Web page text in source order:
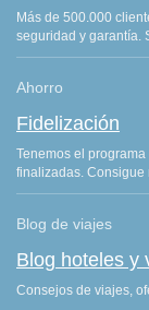
Más de 500.000
seguridad y garantía.
Ahorro
Fidelización
Tenemos el
finalizadas. Consigue
Blog de viajes
Blog hoteles y
Consejos de viajes,